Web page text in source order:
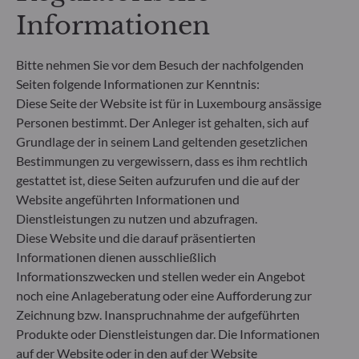
**Die EU-Verordnung zur Offenlegung von
Finance Disclosure Regulation, SFDR) ist ein
Regelwerk der EU, das darauf abzielt, das
Nachhaltigkeitsprofil von Fonds transparent,
besser vergleichbar und für Endinvestoren besser
verständlich zu machen.
Artikel 6: Das Fondsmanagementteam
berücksichtigt bei der Anlageentscheidung keine
Nachhaltigkeitsrisiken oder nachteiligen
Auswirkungen von Anlageentscheidungen auf
Nachhaltigkeitsfaktoren.
Artikel 8: Das Fondsmanagementteam adressiert
Nachhaltigkeitsrisiken, indem es ESG-Kriterien
(Umwelt und/oder Soziales und/oder Governance)
in den Anlageentscheidungsprozess einbezieht.
Artikel 9: Das Fondsmanagementteam verfolgt ein
striktes nachhaltiges Anlageziel, das wesentlich zu
den Herausforderungen des ökologischen
Übergangs beiträgt, und adressiert
Informationen
Bitte nehmen Sie vor dem Besuch der nachfolgenden
Seiten folgende Informationen zur Kenntnis:
Diese Seite der Website ist für in Luxembourg ansässige
Personen bestimmt. Der Anleger ist gehalten, sich auf
Grundlage der in seinem Land geltenden gesetzlichen
Bestimmungen zu vergewissern, dass es ihm rechtlich
gestattet ist, diese Seiten aufzurufen und die auf der
Website angeführten Informationen und
Dienstleistungen zu nutzen und abzufragen.
Diese Website und die darauf präsentierten
Informationen dienen ausschließlich
Informationszwecken und stellen weder ein Angebot
noch eine Anlageberatung oder eine Aufforderung zur
Zeichnung bzw. Inanspruchnahme der aufgeführten
Produkte oder Dienstleistungen dar. Die Informationen
auf der Website oder in den auf der Website